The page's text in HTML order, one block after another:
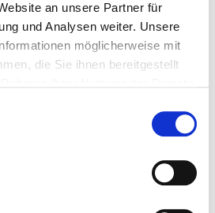
an unsere Partner für
und Analysen weiter. Unsere
möglicherweise mit
die Sie ihnen bereitgestellt
unverbindlichen Gespräch über Ihre